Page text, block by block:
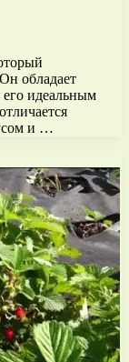
обладает
идеальным
и …